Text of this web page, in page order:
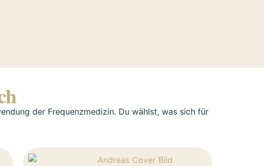
der Frequenzmedizin. Du wählst, was sich für